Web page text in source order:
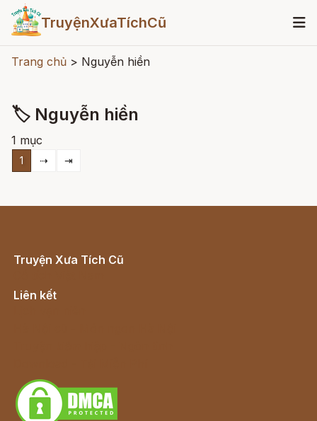
TruyệnXưaTíchCũ
Trang chủ > Nguyễn hiền
🏷 Nguyễn hiền
1 mục
1 ⇢ ⇥
Truyện Xưa Tích Cũ
Liên kết